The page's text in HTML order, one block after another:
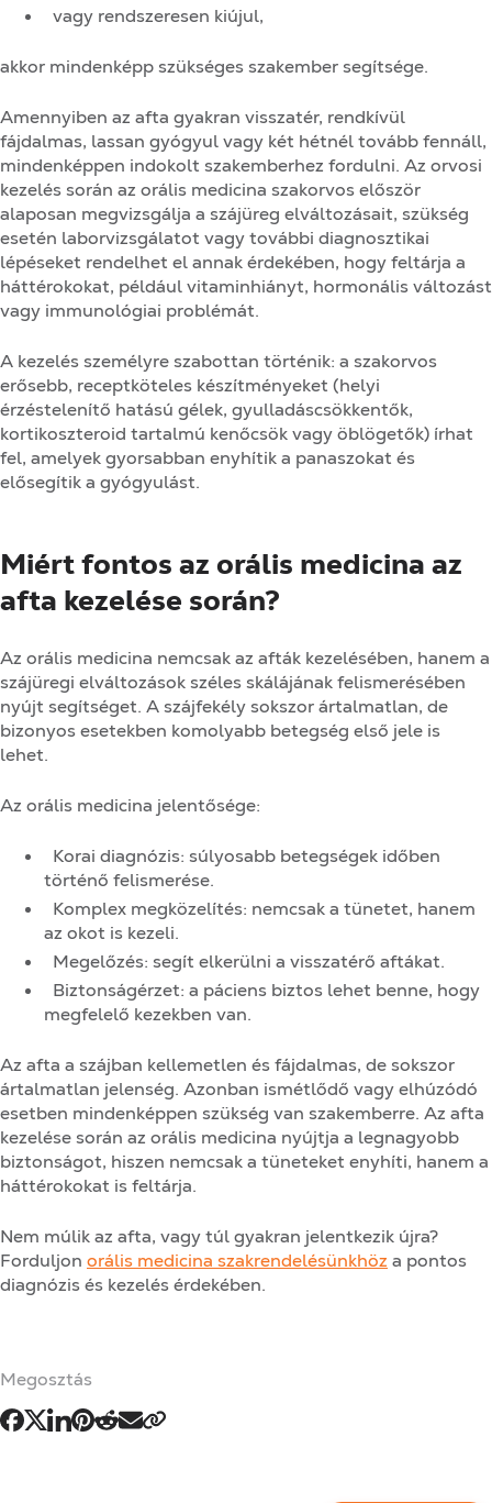
vagy rendszeresen kiújul,
akkor mindenképp szükséges szakember segítsége.
Amennyiben az afta gyakran visszatér, rendkívül
fájdalmas, lassan gyógyul vagy két hétnél tovább fennáll,
mindenképpen indokolt szakemberhez fordulni. Az orvosi
kezelés során az orális medicina szakorvos először
alaposan megvizsgálja a szájüreg elváltozásait, szükség
esetén laborvizsgálatot vagy további diagnosztikai
lépéseket rendelhet el annak érdekében, hogy feltárja a
háttérokokat, például vitaminhiányt, hormonális változást
vagy immunológiai problémát.
A kezelés személyre szabottan történik: a szakorvos
erősebb, receptköteles készítményeket (helyi
érzéstelenítő hatású gélek, gyulladáscsökkentők,
kortikoszteroid tartalmú kenőcsök vagy öblögetők) írhat
fel, amelyek gyorsabban enyhítik a panaszokat és
elősegítik a gyógyulást.
Miért fontos az orális medicina az
afta kezelése során?
Az orális medicina nemcsak az afták kezelésében, hanem a
szájüregi elváltozások széles skálájának felismerésében
nyújt segítséget. A szájfekély sokszor ártalmatlan, de
bizonyos esetekben komolyabb betegség első jele is
lehet.
Az orális medicina jelentősége:
Korai diagnózis: súlyosabb betegségek időben
történő felismerése.
Komplex megközelítés: nemcsak a tünetet, hanem
az okot is kezeli.
Megelőzés: segít elkerülni a visszatérő aftákat.
Biztonságérzet: a páciens biztos lehet benne, hogy
megfelelő kezekben van.
Az afta a szájban kellemetlen és fájdalmas, de sokszor
ártalmatlan jelenség. Azonban ismétlődő vagy elhúzódó
esetben mindenképpen szükség van szakemberre. Az afta
kezelése során az orális medicina nyújtja a legnagyobb
biztonságot, hiszen nemcsak a tüneteket enyhíti, hanem a
háttérokokat is feltárja.
Nem múlik az afta, vagy túl gyakran jelentkezik újra?
Forduljon orális medicina szakrendelésünkhöz a pontos
diagnózis és kezelés érdekében.
Megosztás